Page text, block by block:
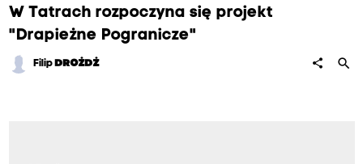
W Tatrach rozpoczyna się projekt
"Drapieżne Pogranicze"
Filip DROŻDŻ share search